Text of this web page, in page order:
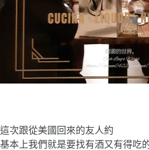
這次跟從美國回來的友人約
基本上我們就是要找有酒又有得吃